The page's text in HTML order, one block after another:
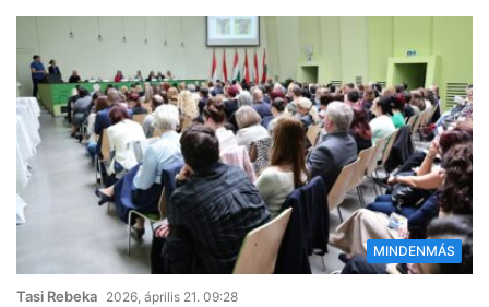
MINDENMÁS
Tasi Rebeka 2026, április 21. 09:28